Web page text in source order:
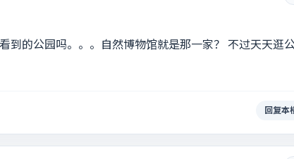
到的公园吗。。。自然博物馆就是那一家？ 不过天天逛
回复本